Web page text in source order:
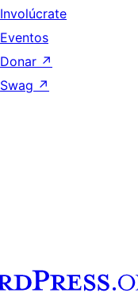
Involúcrate
Eventos
Donar ↗
Swag ↗